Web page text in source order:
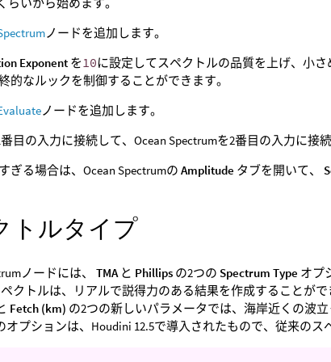
ノードを追加します。
Exponent を10に設定してスペクトルの品質を上げ、小
的なルックを制御することができます。
ノードを追加します。
目の入力に接続して、Ocean Spectrumを2番目の入力に接続
ぎる場合は、Ocean SpectrumのAmplitude タブを開いて、
トルタイプ
ノードには、TMAと Phillips の2つの Spectrum Type オプ
クトルは、リアルで説得力のある結果を作成することが
Fetch (km) の2つの新しいパラメータでは、海岸近くの波
オプションは、Houdini 12.5で導入されたもので、従来のス